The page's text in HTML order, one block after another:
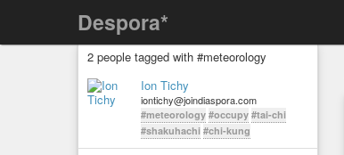
Despora*
2 people tagged with #meteorology
Ion Tichy
iontichy@joindiaspora.com
#meteorology #occupy #tai-chi
#shakuhachi #chi-kung